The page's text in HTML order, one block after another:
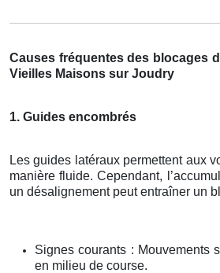
Causes fréquentes des blocages
Vieilles Maisons sur Joudry
1. Guides encombrés
Les guides latéraux permettent aux
manière fluide. Cependant,
un désalignement peut entraîner un
Signes courants : Mouvements
en milieu de course.